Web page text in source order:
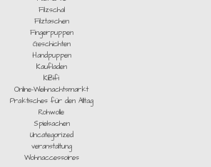
Filzschal
Filztaschen
Fingerpuppen
Geschichten
Handpuppen
Kaufladen
KiBifi
Online-Weihnachtsmarkt
Praktisches für den Alltag
Rohwolle
Spielsachen
Uncategorized
veranstaltung
Wohnaccessoires